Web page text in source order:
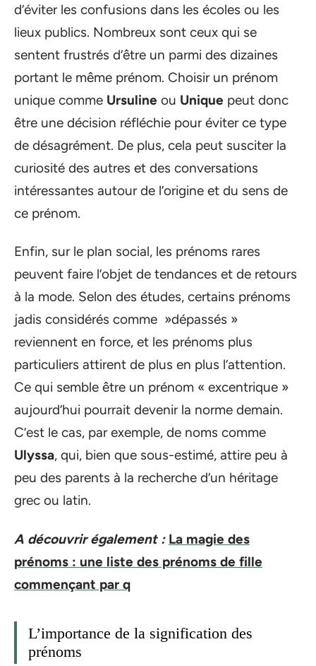
d’éviter les confusions dans les écoles ou les
lieux publics. Nombreux sont ceux qui se
sentent frustrés d’être un parmi des dizaines
portant le même prénom. Choisir un prénom
unique comme Ursuline ou Unique peut donc
être une décision réfléchie pour éviter ce type
de désagrément. De plus, cela peut susciter la
curiosité des autres et des conversations
intéressantes autour de l’origine et du sens de
ce prénom.
Enfin, sur le plan social, les prénoms rares
peuvent faire l’objet de tendances et de retours
à la mode. Selon des études, certains prénoms
jadis considérés comme »dépassés »
reviennent en force, et les prénoms plus
particuliers attirent de plus en plus l’attention.
Ce qui semble être un prénom « excentrique »
aujourd’hui pourrait devenir la norme demain.
C’est le cas, par exemple, de noms comme
Ulyssa, qui, bien que sous-estimé, attire peu à
peu des parents à la recherche d’un héritage
grec ou latin.
A découvrir également : La magie des
prénoms : une liste des prénoms de fille
commençant par q
L’importance de la signification des
prénoms